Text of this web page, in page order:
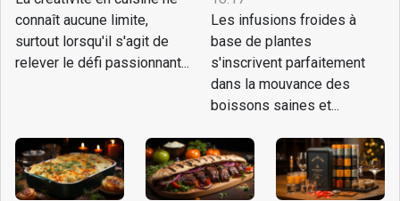
étonnants avec un
seul produit
connaît aucune limite,
surtout lorsqu'il s'agit de
relever le défi passionnant...
des boissons
rafraîchissantes à
base de plantes
Les infusions froides à
base de plantes
s'inscrivent parfaitement
dans la mouvance des
boissons saines et...